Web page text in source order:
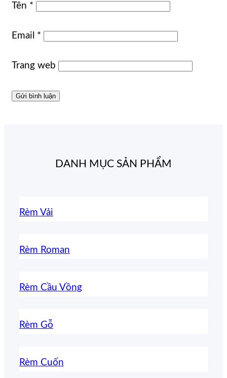
Tên *
Email *
Trang web
DANH MỤC SẢN PHẨM
Rèm Vải
Rèm Roman
Rèm Cầu Vồng
Rèm Gỗ
Rèm Cuốn